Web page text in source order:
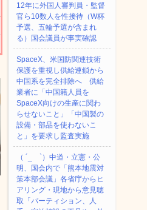
12年に外国人審判員・監督
官ら10数人を性接待（W杯
予選、五輪予選が含まれ
る）国会議員が事実確認
SpaceX、米国防関連技術
保護を重視し供給連鎖から
中国系を完全排除へ 供給
業者に「中国籍人員を
SpaceX向けの生産に関わ
らせないこと」「中国製の
設備・部品を使わないこ
と」を要求し監査実施
（ ´_ゝ`）中道・立憲・公
明、国会内で「熊本地震対
策本部会議」各省庁からヒ
アリング・現地から意見聴
取「パーティション、人